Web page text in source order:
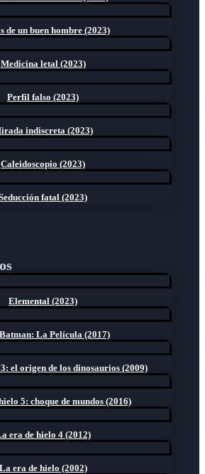
de un buen hombre (2023)
Medicina letal (2023)
Perfil falso (2023)
indiscreta (2023)
Caleidoscopio (2023)
fatal (2023)
Elemental (2023)
La Película (2017)
el origen de los dinosaurios (2009)
5: choque de mundos (2016)
era de hielo 4 (2012)
La era de hielo (2002)